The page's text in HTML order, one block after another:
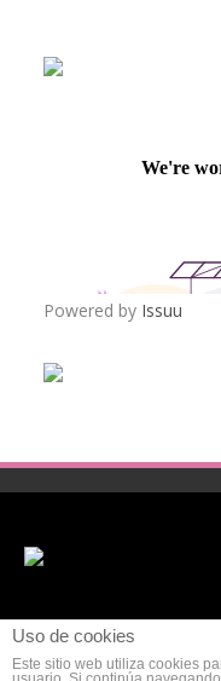
Powered by Issuu
Uso de cookies
Este sitio web utiliza cookies